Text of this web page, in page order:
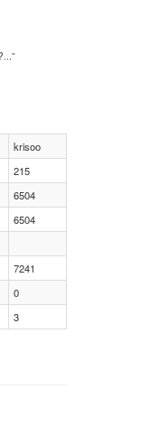
”
krisoo
215
6504
6504
7241
0
3